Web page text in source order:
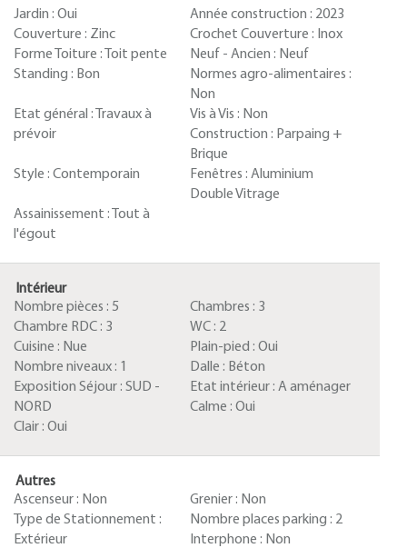
Jardin : Oui Année construction : 2023
Couverture : Zinc Crochet Couverture : Inox
Forme Toiture :
Toit pente Neuf - Ancien : Neuf
Standing : Bon
Normes agro-alimentaires :
Non
Etat général :
Travaux à
prévoir
Vis à Vis : Non
Construction : Parpaing +
Brique
Style : Contemporain Fenêtres : Aluminium
Double Vitrage
Assainissement :
Tout à
l'égout
Intérieur
Nombre pièces : 5 Chambres : 3
Chambre RDC : 3 WC : 2
Cuisine : Nue Plain-pied : Oui
Nombre niveaux : 1 Dalle : Béton
Exposition Séjour : SUD -
NORD
Etat intérieur : A aménager
Calme : Oui
Clair : Oui
Autres
Ascenseur : Non Grenier : Non
Type de Stationnement :
Extérieur
Nombre places parking : 2
Interphone : Non